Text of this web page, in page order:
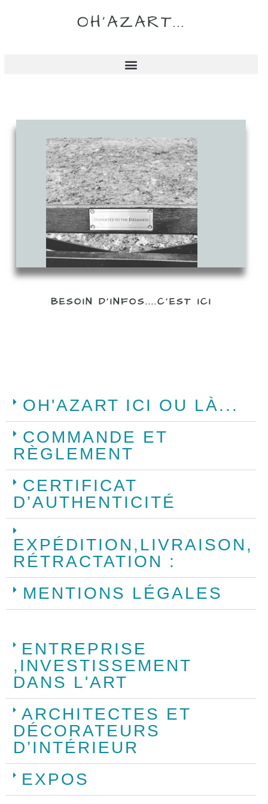
OH'AZART...
BESOIN D'INFOS....C'EST ICI
OH'AZART ICI OU LÀ...
COMMANDE ET
RÈGLEMENT
CERTIFICAT
D’AUTHENTICITÉ
EXPÉDITION,LIVRAISON,
RÉTRACTATION :
MENTIONS LÉGALES
ENTREPRISE
,INVESTISSEMENT
DANS L'ART
ARCHITECTES ET
DÉCORATEURS
D’INTÉRIEUR
EXPOS